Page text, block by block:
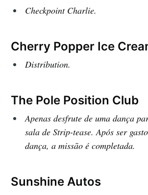
Checkpoint Charlie.
Cherry Popper Ice
Distribution.
The Pole Position Club
Apenas desfrute de uma dança
sala de Strip-tease. Após ser
dança, a missão é completada.
Sunshine Autos